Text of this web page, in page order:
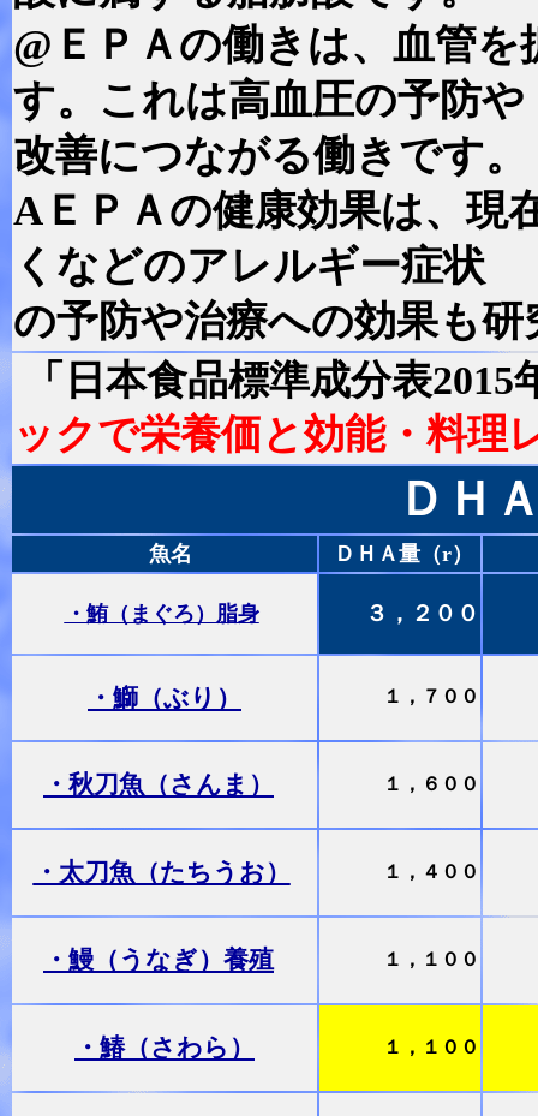
@ＥＰＡの働きは、血管
す。これは高血圧の予防や
改善につながる働きです。
AＥＰＡの健康効果は、現
くなどのアレルギー症状
の予防や治療への効果も
「日本食品標準成分表
ックで栄養価と効能・料理
ＤＨ
魚名 ＤＨＡ量（r）
・鮪（まぐろ）脂身 ３，２００
・鰤（ぶり） １，７００
・秋刀魚（さんま） １，６００
・太刀魚（たちうお） １，４００
・鰻（うなぎ）養殖 １，１００
・鰆（さわら） １，１００